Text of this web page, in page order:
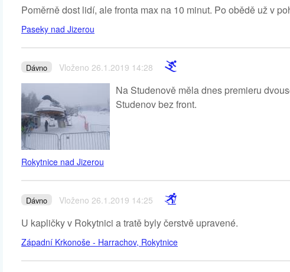
Poměrně dost lidí, ale fronta max na 10 minut. Po obědě už v
Paseky nad Jizerou
Dávno Vloženo 26.1.2019 14:28
Na Studenově měla dnes premieru
Studenov bez front.
Rokytnice nad Jizerou
Dávno Vloženo 26.1.2019 14:25
U kapličky v Rokytnici a tratě byly čerstvě upravené.
Západní Krkonoše - Harrachov, Rokytnice